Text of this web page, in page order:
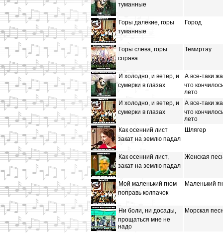
туманные
Горы далекие, горы
туманные
Город
Горы слева, горы
справа
Темиртау
И холодно, и ветер, и
сумерки в глазах
А все-таки
что
лето
И холодно, и ветер, и
сумерки в глазах
А все-таки
что
лето
Как осенний лист
закат на землю падал
Шлягер
Как осенний лист,
закат на землю падал
Женская
Мой маленький гном
поправь колпачок
Маленький
Ни боли, ни досады,
прощаться мне не
надо
Морская